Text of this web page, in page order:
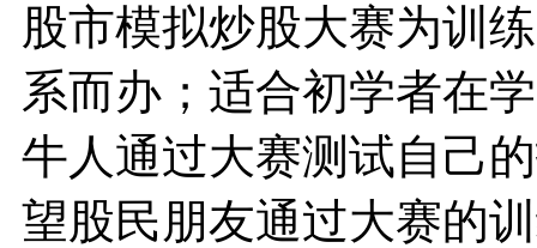
股市模拟炒股大赛为训
系而办；适合初学者在
牛人通过大赛测试自己
望股民朋友通过大赛的